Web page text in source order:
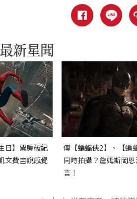
日】票房破紀
文費吉說感覺
傳【蝙蝠俠2】、【蝙
同時拍攝？詹姆斯岡
言！